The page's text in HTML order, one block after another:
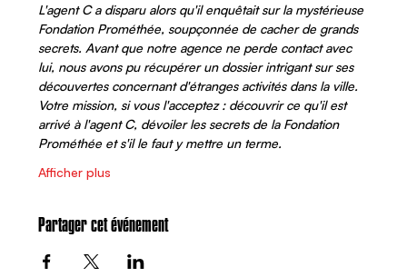
L'agent C a disparu alors qu'il enquêtait sur la mystérieuse
Fondation Prométhée, soupçonnée de cacher de grands
secrets. Avant que notre agence ne perde contact avec
lui, nous avons pu récupérer un dossier intrigant sur ses
découvertes concernant d'étranges activités dans la ville.
Votre mission, si vous l'acceptez : découvrir ce qu'il est
arrivé à l'agent C, dévoiler les secrets de la Fondation
Prométhée et s'il le faut y mettre un terme.
Afficher plus
Partager cet événement